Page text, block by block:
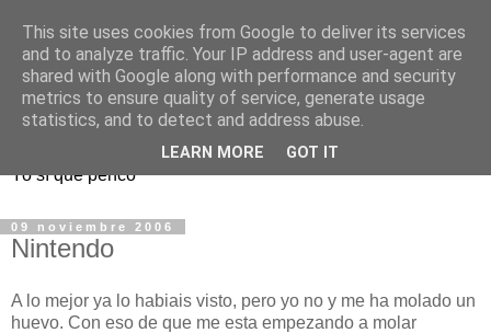
Pencadores
Yo sí que penco
09 noviembre 2006
Nintendo
A lo mejor ya lo habiais visto, pero yo no y me ha molado un
huevo. Con eso de que me esta empezando a molar
This site uses cookies from Google to deliver its services
and to analyze traffic. Your IP address and user-agent are
shared with Google along with performance and security
metrics to ensure quality of service, generate usage
statistics, and to detect and address abuse.
LEARN MORE GOT IT